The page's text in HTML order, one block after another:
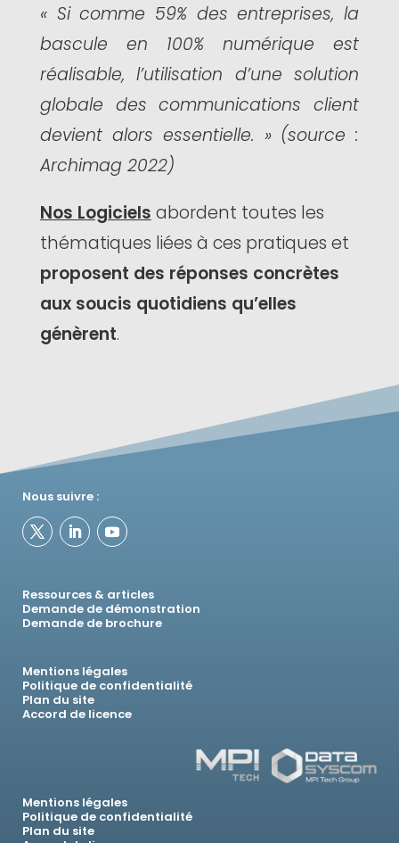
« Si comme 59% des entreprises, la
bascule en 100% numérique est
réalisable, l’utilisation d’une solution
globale des communications client
devient alors essentielle. » (source :
Archimag 2022)
Nos Logiciels abordent toutes les
thématiques liées à ces pratiques et
proposent des réponses concrètes
aux soucis quotidiens qu’elles
génèrent.
Nous suivre :
Ressources & articles
Demande de démonstration
Demande de brochure
Mentions légales
Politique de confidentialité
Plan du site
Accord de licence
Mentions légales
Politique de confidentialité
Plan du site